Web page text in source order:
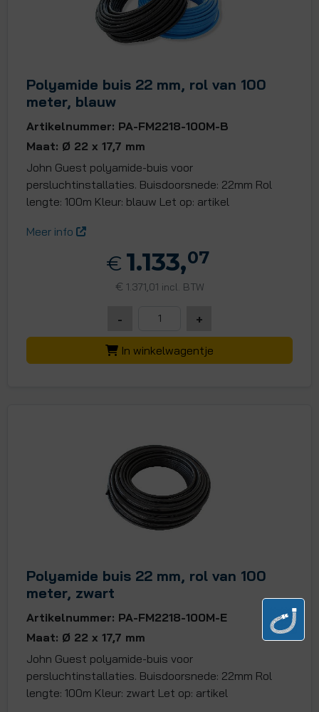
Polyamide buis 22 mm, rol van 100
meter, blauw
Artikelnummer: PA-FM2218-100M-B
Maat: Ø 22 x 17,7 mm
John Guest polyamide-buis voor
persluchtinstallaties. Buisdoorsnede: 22mm Rol
lengte: 100m Kleur: blauw Let op: artikel
Meer info
€ 1.133,07
€ 1.371,01 incl. BTW
- +
In winkelwagentje
Polyamide buis 22 mm, rol van 100
meter, zwart
Artikelnummer: PA-FM2218-100M-E
Maat: Ø 22 x 17,7 mm
John Guest polyamide-buis voor
persluchtinstallaties. Buisdoorsnede: 22mm Rol
lengte: 100m Kleur: zwart Let op: artikel